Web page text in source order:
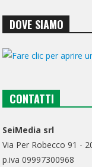
DOVE SIAMO
CONTATTI
SeiMedia srl
Via Per Robecco 91 -
p.iva 09997300968